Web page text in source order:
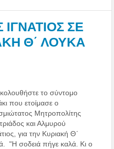
ΣΕ
Θ΄ ΛΟΥΚΑ
το σύντομο
που ετοίμασε ο
Μητροπολίτης
και Αλμυρού
για την Κυριακή Θ΄
"Η σοδειά πήγε καλά. Κι ο